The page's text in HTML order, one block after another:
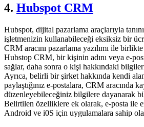
4. Hubspot CRM
Hubspot, dijital pazarlama araçlarıyla
işletmenizin kullanabileceği eksiksiz bir
CRM aracını pazarlama yazılımı ile
Hubstop CRM, bir kişinin adını veya e-
sağlar, daha sonra o kişi hakkındaki
Ayrıca, belirli bir şirket hakkında kendi
paylaştığınız e-postalara, CRM aracında
düzenleyebileceğiniz bilgilere dayanarak
Belirtilen özelliklere ek olarak, e-posta ile
Android ve i0S için uygulamalara sahip